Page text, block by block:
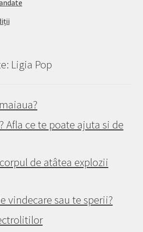
Ligia Pop
Afla ce te poate ajuta si de
de atâtea explozii
vindecare sau te sperii?